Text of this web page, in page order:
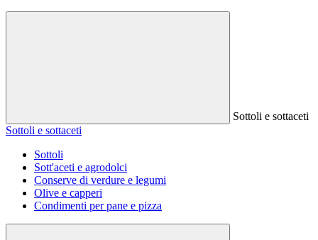
Sottoli e sottaceti
Sottoli e sottaceti
Sottoli
Sott'aceti e agrodolci
Conserve di verdure e legumi
Olive e capperi
Condimenti per pane e pizza